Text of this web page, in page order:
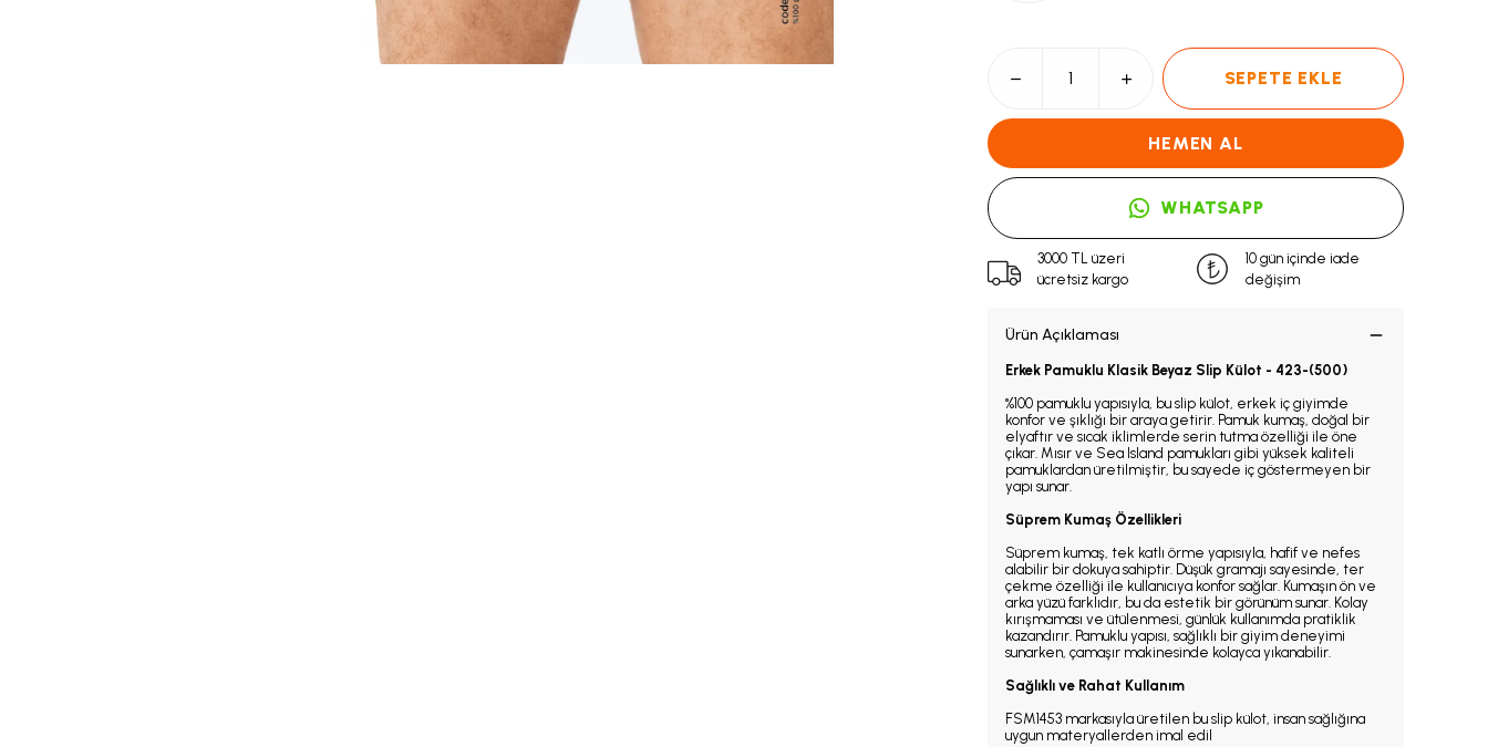
SEPETE EKLE
HEMEN AL
WHATSAPP
3000 TL üzeri
ücretsiz kargo
10 gün içinde iade
değişim
Ürün Açıklaması
Erkek Pamuklu Klasik Beyaz Slip Külot - 423-(500)
%100 pamuklu yapısıyla, bu slip külot, erkek iç giyimde
konfor ve şıklığı bir araya getirir. Pamuk kumaş, doğal bir
elyaftır ve sıcak iklimlerde serin tutma özelliği ile öne
çıkar. Mısır ve Sea Island pamukları gibi yüksek kaliteli
pamuklardan üretilmiştir, bu sayede iç göstermeyen bir
yapı sunar.
Süprem Kumaş Özellikleri
Süprem kumaş, tek katlı örme yapısıyla, hafif ve nefes
alabilir bir dokuya sahiptir. Düşük gramajı sayesinde, ter
çekme özelliği ile kullanıcıya konfor sağlar. Kumaşın ön ve
arka yüzü farklıdır, bu da estetik bir görünüm sunar. Kolay
kırışmaması ve ütülenmesi, günlük kullanımda pratiklik
kazandırır. Pamuklu yapısı, sağlıklı bir giyim deneyimi
sunarken, çamaşır makinesinde kolayca yıkanabilir.
Sağlıklı ve Rahat Kullanım
FSM1453 markasıyla üretilen bu slip külot, insan sağlığına
uygun materyallerden imal edil